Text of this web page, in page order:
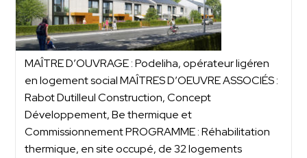
MAÎTRE D’OUVRAGE : Podeliha, opérateur ligéren
en logement social MAÎTRES D’OEUVRE ASSOCIÉS :
Rabot Dutilleul Construction, Concept
Développement, Be thermique et
Commissionnement PROGRAMME : Réhabilitation
thermique, en site occupé, de 32 logements